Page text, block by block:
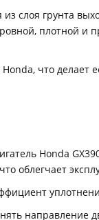
слоя грунта
плотной и
что делает
Honda
облегчает
направление